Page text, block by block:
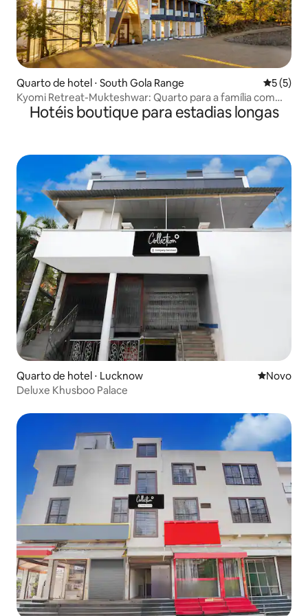
Quarto de hotel ⋅ South Gola Range 5 de
5 (5)
Kyomi Retreat-Mukteshwar: Quarto para a família com
varanda
Hotéis boutique para estadias longas
Quarto de hotel ⋅ Lucknow Novo
Novo
Deluxe Khusboo Palace